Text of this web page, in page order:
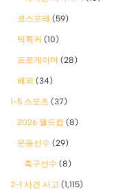
코스프레 (59)
틱톡커 (10)
프로게이머 (28)
해외 (34)
1-5 스포츠 (37)
2026 월드컵 (8)
운동선수 (29)
축구선수 (8)
2-1 사건 사고 (1,115)